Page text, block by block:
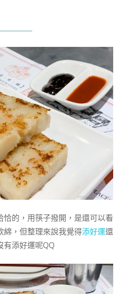
的，用筷子撥開，是還可以看
綿，但整理來說我覺得添好運還
有添好運呢QQ